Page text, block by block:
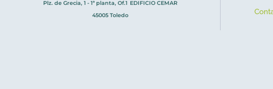
Plz. de Grecia, 1 - 1ª planta, Of.1 EDIFICIO CEMAR
45005 Toledo